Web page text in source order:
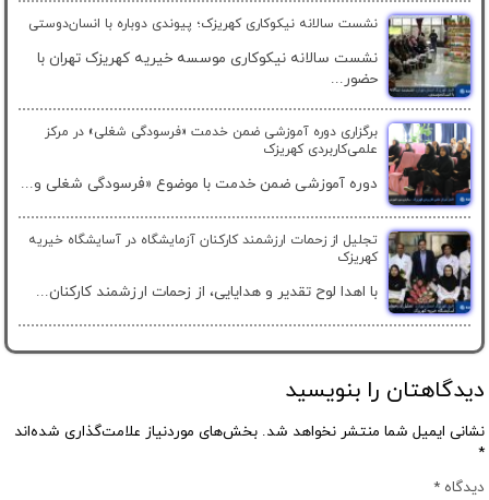
نشست سالانه نیکوکاری کهریزک؛ پیوندی دوباره با انسان‌دوستی
نشست سالانه نیکوکاری موسسه خیریه کهریزک تهران با
حضور...
برگزاری دوره آموزشی ضمن خدمت «فرسودگی شغلی» در مرکز
علمی‌کاربردی کهریزک
دوره آموزشی ضمن خدمت با موضوع «فرسودگی شغلی و...
تجلیل از زحمات ارزشمند کارکنان آزمایشگاه در آسایشگاه خیریه
کهریزک
با اهدا لوح تقدیر و هدایایی، از زحمات ارزشمند کارکنان...
دیدگاهتان را بنویسید
نشانی ایمیل شما منتشر نخواهد شد. بخش‌های موردنیاز علامت‌گذاری شده‌اند
*
دیدگاه*